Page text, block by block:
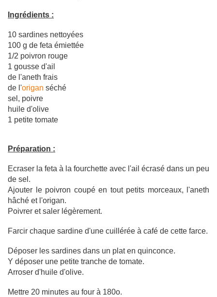
Ingrédients :
10 sardines nettoyées
100 g de feta émiettée
1/2 poivron rouge
1 gousse d'ail
de l'aneth frais
de l'origan séché
sel, poivre
huile d'olive
1 petite tomate
Préparation :
Ecraser la feta à la fourchette avec l'ail écrasé dans un peu
de sel.
Ajouter le poivron coupé en tout petits morceaux, l'aneth
hâché et l'origan.
Poivrer et saler légèrement.
Farcir chaque sardine d'une cuillérée à café de cette farce.
Déposer les sardines dans un plat en quinconce.
Y déposer une petite tranche de tomate.
Arroser d'huile d'olive.
Mettre 20 minutes au four à 180o.